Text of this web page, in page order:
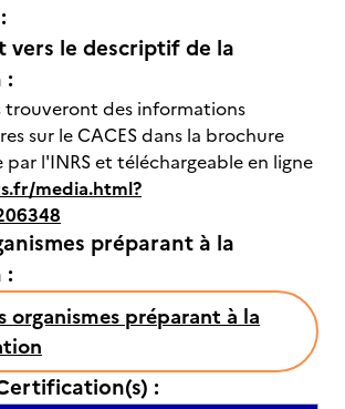
vers le descriptif de la
trouveront des informations
sur le CACES dans la brochure
l'INRS et téléchargeable en ligne
media.html?
préparant à la
organismes préparant à la
: